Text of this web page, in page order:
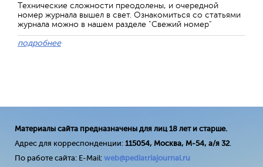
Технические сложности преодолены, и очередной
номер журнала вышел в свет. Ознакомиться со статьями
журнала можно в нашем разделе "Свежий номер"
подробнее
Материалы сайта предназначены для лиц 18 лет и старше.
Адрес для корреспонденции: 115054, Москва, М-54, а/я 32.
По работе сайта: E-Mail: web@pediatriajournal.ru